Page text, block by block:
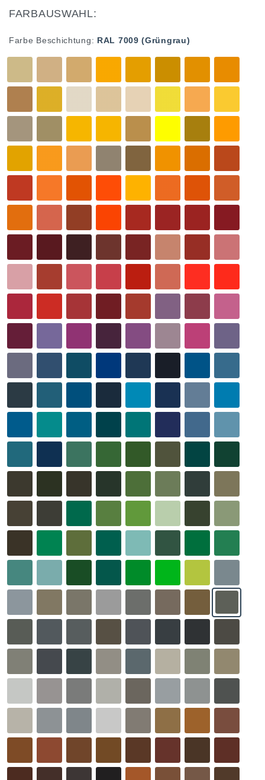
FARBAUSWAHL:
Farbe Beschichtung: RAL 7009 (Grüngrau)